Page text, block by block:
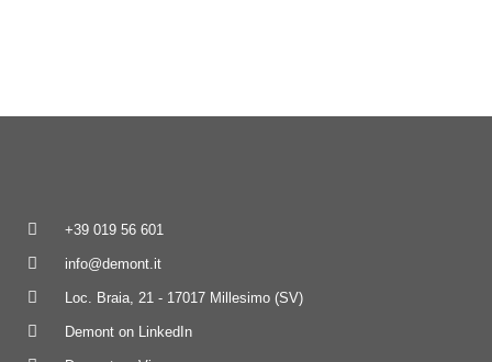
+39 019 56 601
info@demont.it
Loc. Braia, 21 - 17017 Millesimo (SV)
Demont on LinkedIn